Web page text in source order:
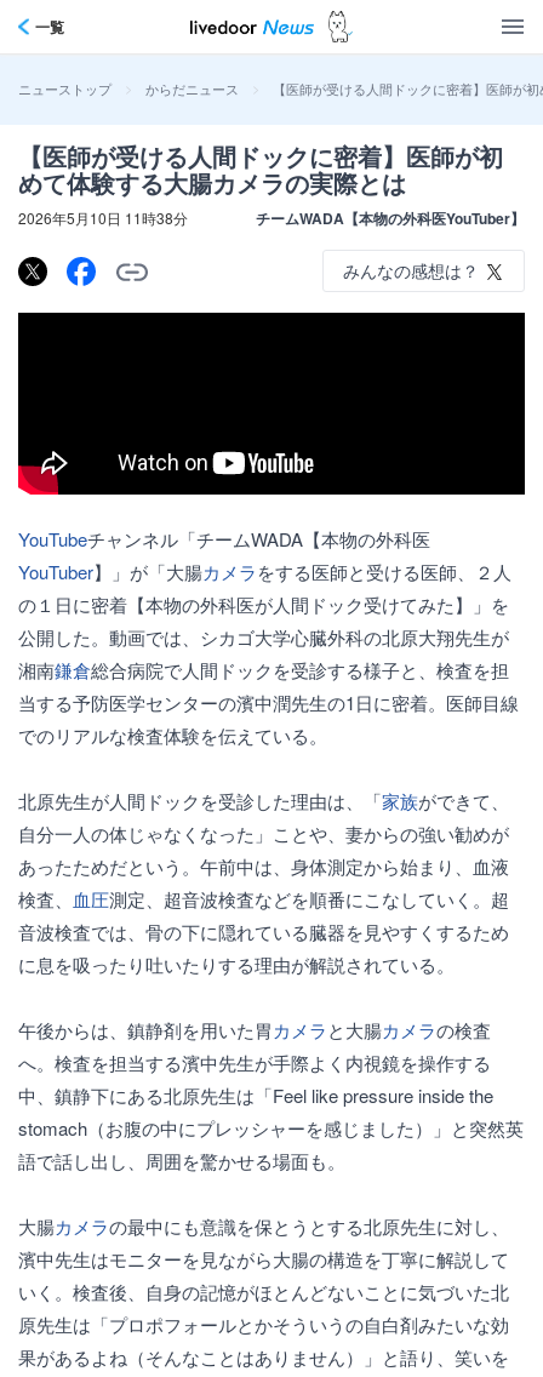
一覧
ニューストップ > からだニュース > 【医師が受ける人間ドックに密着】医師が
【医師が受ける人間ドックに密着】医師が初
めて体験する大腸カメラの実際とは
2026年5月10日 11時38分 チームWADA【本物の外科医YouTuber】
みんなの感想は？
YouTubeチャンネル「チームWADA【本物の外科医
YouTuber】」が「大腸カメラをする医師と受ける医師、２人
の１日に密着【本物の外科医が人間ドック受けてみた】」を
公開した。動画では、シカゴ大学心臓外科の北原大翔先生が
湘南鎌倉総合病院で人間ドックを受診する様子と、検査を担
当する予防医学センターの濱中潤先生の1日に密着。医師目線
でのリアルな検査体験を伝えている。
北原先生が人間ドックを受診した理由は、「家族ができて、
自分一人の体じゃなくなった」ことや、妻からの強い勧めが
あったためだという。午前中は、身体測定から始まり、血液
検査、 血圧測定、超音波検査などを順番にこなしていく。超
音波検査では、骨の下に隠れている臓器を見やすくするため
に息を吸ったり吐いたりする理由が解説されている。
午後からは、鎮静剤を用いた胃カメラと大腸カメラの検査
へ。検査を担当する濱中先生が手際よく内視鏡を操作する
中、鎮静下にある北原先生は「Feel like pressure inside the
stomach（お腹の中にプレッシャーを感じました）」と突然英
語で話し出し、周囲を驚かせる場面も。
大腸カメラの最中にも意識を保とうとする北原先生に対し、
濱中先生はモニターを見ながら大腸の構造を丁寧に解説して
いく。検査後、自身の記憶がほとんどないことに気づいた北
原先生は「プロポフォールとかそういうの自白剤みたいな効
果があるよね（そんなことはありません）」と語り、笑いを